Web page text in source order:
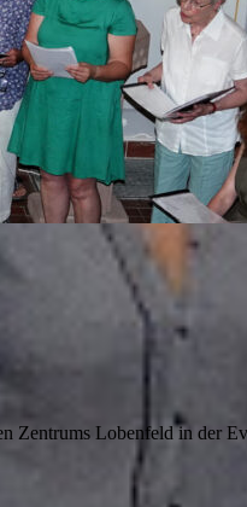
Lobenfeld in der